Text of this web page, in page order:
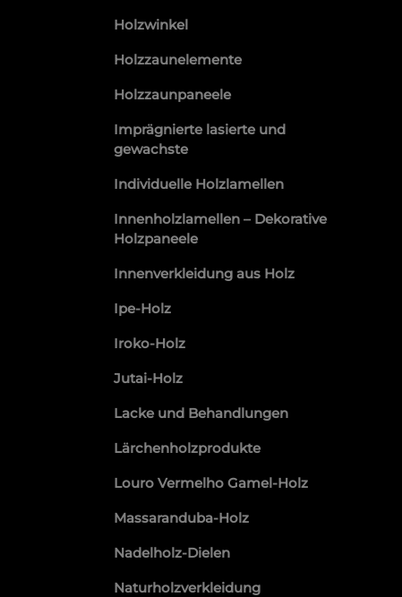
Holzwinkel
Holzzaunelemente
Holzzaunpaneele
Imprägnierte lasierte und
gewachste
Individuelle Holzlamellen
Innenholzlamellen – Dekorative
Holzpaneele
Innenverkleidung aus Holz
Ipe-Holz
Iroko-Holz
Jutai-Holz
Lacke und Behandlungen
Lärchenholzprodukte
Louro Vermelho Gamel-Holz
Massaranduba-Holz
Nadelholz-Dielen
Naturholzverkleidung